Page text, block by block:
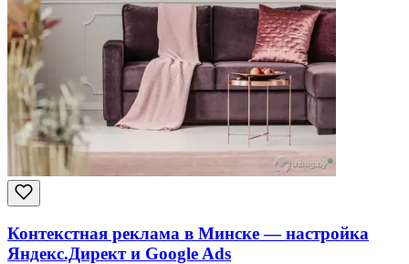
Контекстная реклама в Минске — настройка
Яндекс.Директ и Google Ads